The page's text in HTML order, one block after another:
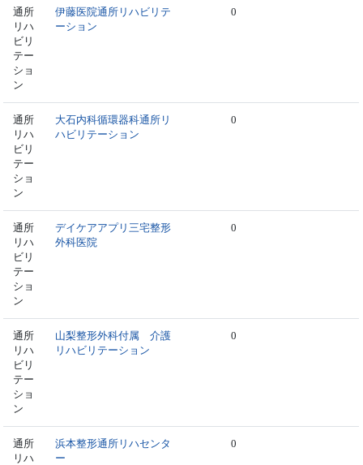
通所
リハ
ビリ
テー
ショ
ン
伊藤医院通所リハビリテ
ーション
0
通所
リハ
ビリ
テー
ショ
ン
大石内科循環器科通所リ
ハビリテーション
0
通所
リハ
ビリ
テー
ショ
ン
デイケアアプリ三宅整形
外科医院
0
通所
リハ
ビリ
テー
ショ
ン
山梨整形外科付属 介護
リハビリテーション
0
通所
リハ
浜本整形通所リハセンタ
ー
0